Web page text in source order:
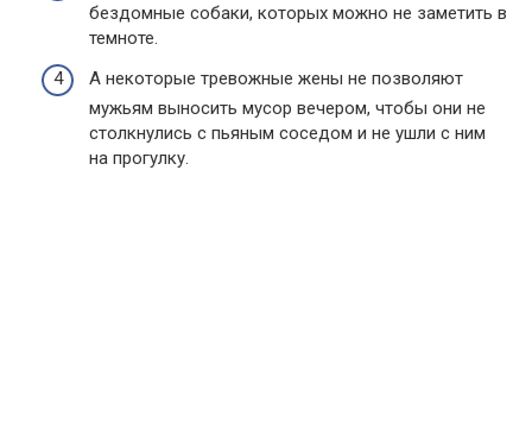
бездомные собаки, которых можно не заметить в
темноте.
А некоторые тревожные жены не позволяют
мужьям выносить мусор вечером, чтобы они не
столкнулись с пьяным соседом и не ушли с ним
на прогулку.